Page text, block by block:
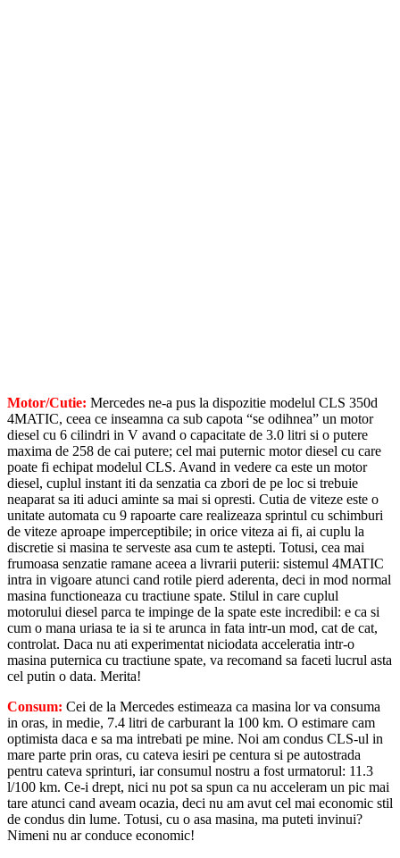
Motor/Cutie: Mercedes ne-a pus la dispozitie modelul CLS 350d
4MATIC, ceea ce inseamna ca sub capota “se odihnea” un motor
diesel cu 6 cilindri in V avand o capacitate de 3.0 litri si o putere
maxima de 258 de cai putere; cel mai puternic motor diesel cu care
poate fi echipat modelul CLS. Avand in vedere ca este un motor
diesel, cuplul instant iti da senzatia ca zbori de pe loc si trebuie
neaparat sa iti aduci aminte sa mai si opresti. Cutia de viteze este o
unitate automata cu 9 rapoarte care realizeaza sprintul cu schimburi
de viteze aproape imperceptibile; in orice viteza ai fi, ai cuplu la
discretie si masina te serveste asa cum te astepti. Totusi, cea mai
frumoasa senzatie ramane aceea a livrarii puterii: sistemul 4MATIC
intra in vigoare atunci cand rotile pierd aderenta, deci in mod normal
masina functioneaza cu tractiune spate. Stilul in care cuplul
motorului diesel parca te impinge de la spate este incredibil: e ca si
cum o mana uriasa te ia si te arunca in fata intr-un mod, cat de cat,
controlat. Daca nu ati experimentat niciodata acceleratia intr-o
masina puternica cu tractiune spate, va recomand sa faceti lucrul asta
cel putin o data. Merita!
Consum: Cei de la Mercedes estimeaza ca masina lor va consuma
in oras, in medie, 7.4 litri de carburant la 100 km. O estimare cam
optimista daca e sa ma intrebati pe mine. Noi am condus CLS-ul in
mare parte prin oras, cu cateva iesiri pe centura si pe autostrada
pentru cateva sprinturi, iar consumul nostru a fost urmatorul: 11.3
l/100 km. Ce-i drept, nici nu pot sa spun ca nu acceleram un pic mai
tare atunci cand aveam ocazia, deci nu am avut cel mai economic stil
de condus din lume. Totusi, cu o asa masina, ma puteti invinui?
Nimeni nu ar conduce economic!